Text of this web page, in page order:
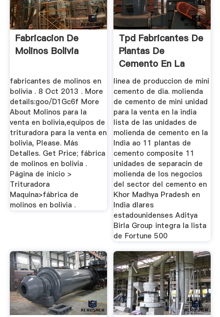
Fabricacion De
Molinos Bolivia
fabricantes de molinos en
bolivia . 8 Oct 2013 . More
details:goo/D1Gc6f More
About Molinos para la
venta en bolivia,equipos de
trituradora para la venta en
bolivia, Please. Más
Detalles. Get Price; fábrica
de molinos en bolivia .
Página de inicio >
Trituradora
Maquina>fábrica de
molinos en bolivia .
Tpd Fabricantes De
Plantas De
Cemento En La
Bolivia
linea de produccion de mini
cemento de dia. molienda
de cemento de mini unidad
para la venta en la india
lista de las unidades de
molienda de cemento en la
India ao 11 plantas de
cemento composite 11
unidades de separacin de
molienda de los negocios
del sector del cemento en
Khor Madhya Pradesh en
India dlares
estadounidenses Aditya
Birla Group integra la lista
de Fortune 500